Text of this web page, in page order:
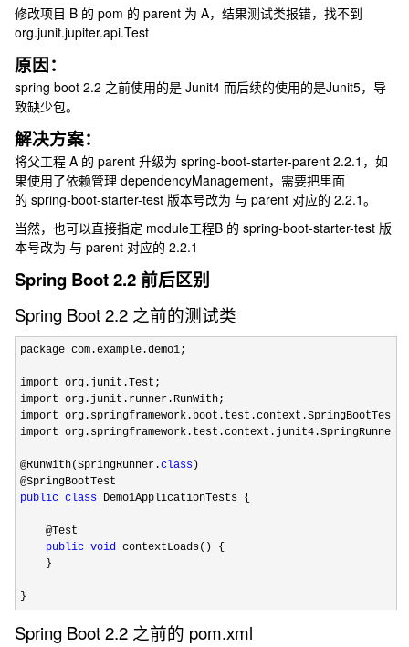
修改项目 B 的 pom 的 parent 为 A，结果测试类报错，找不到
org.junit.jupiter.api.Test
原因：
spring boot 2.2 之前使用的是 Junit4 而后续的使用的是Junit5，导
致缺少包。
解决方案：
将父工程 A 的 parent 升级为 spring-boot-starter-parent 2.2.1，如
果使用了依赖管理 dependencyManagement，需要把里面
的 spring-boot-starter-test 版本号改为 与 parent 对应的 2.2.1。
当然，也可以直接指定 module工程B 的 spring-boot-starter-test 版
本号改为 与 parent 对应的 2.2.1
Spring Boot 2.2 前后区别
Spring Boot 2.2 之前的测试类
package com.example.demo1;
import org.junit.Test;
import org.junit.runner.RunWith;
import org.springframework.boot.test.context.SpringBootTest;
import org.springframework.test.context.junit4.SpringRunner;
@RunWith(SpringRunner.class )
public class Demo1ApplicationTests {
    @Test
public void contextLoads() {
    }
}
Spring Boot 2.2 之前的 pom.xml